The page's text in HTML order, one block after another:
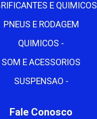
E QUIMICOS
PNEUS E RODAGEM
QUIMICOS -
SOM E ACESSORIOS
SUSPENSAO -
Fale Conosco